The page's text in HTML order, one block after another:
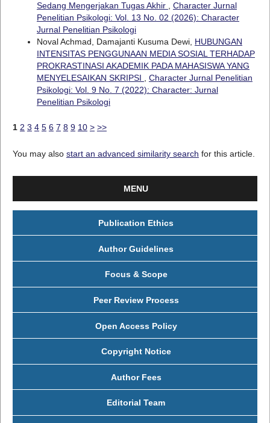
Sedang Mengerjakan Tugas Akhir , Character Jurnal
Penelitian Psikologi: Vol. 13 No. 02 (2026): Character
Jurnal Penelitian Psikologi
Noval Achmad, Damajanti Kusuma Dewi, HUBUNGAN
INTENSITAS PENGGUNAAN MEDIA SOSIAL TERHADAP
PROKRASTINASI AKADEMIK PADA MAHASISWA YANG
MENYELESAIKAN SKRIPSI , Character Jurnal Penelitian
Psikologi: Vol. 9 No. 7 (2022): Character: Jurnal
Penelitian Psikologi
1 2 3 4 5 6 7 8 9 10 > >>
You may also start an advanced similarity search for this article.
MENU
Publication Ethics
Author Guidelines
Focus & Scope
Peer Review Process
Open Access Policy
Copyright Notice
Author Fees
Editorial Team